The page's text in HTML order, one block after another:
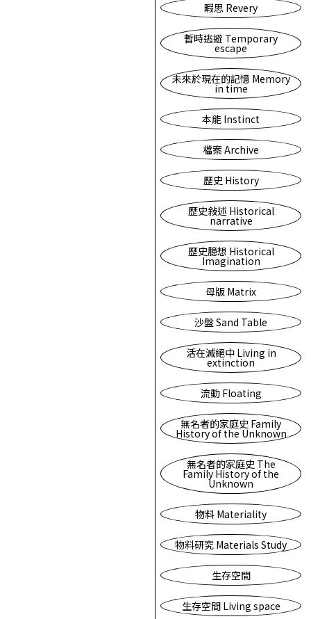
暇思 Revery
暫時逃避 Temporary
escape
未來於現在的記憶 Memory
in time
本能 Instinct
檔案 Archive
歷史 History
歷史敍述 Historical
narrative
歷史臆想 Historical
Imagination
母版 Matrix
沙盤 Sand Table
活在滅絕中 Living in
extinction
流動 Floating
無名者的家庭史 Family
History of the Unknown
無名者的家庭史 The
Family History of the
Unknown
物料 Materiality
物料研究 Materials Study
生存空間
生存空間 Living space